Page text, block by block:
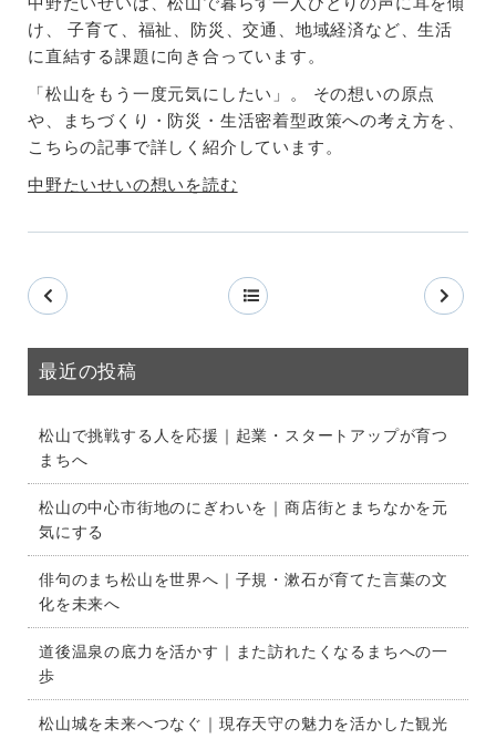
け、 子育て、福祉、防災、交通、地域経済など、生活
に直結する課題に向き合っています。
「松山をもう一度元気にしたい」。 その想いの原点
や、まちづくり・防災・生活密着型政策への考え方を、
こちらの記事で詳しく紹介しています。
中野たいせいの想いを読む
最近の投稿
松山で挑戦する人を応援｜起業・スタートアップが育つ
まちへ
松山の中心市街地のにぎわいを｜商店街とまちなかを元
気にする
俳句のまち松山を世界へ｜子規・漱石が育てた言葉の文
化を未来へ
道後温泉の底力を活かす｜また訪れたくなるまちへの一
歩
松山城を未来へつなぐ｜現存天守の魅力を活かした観光